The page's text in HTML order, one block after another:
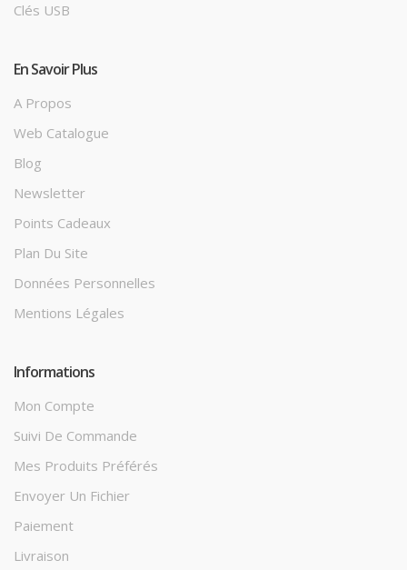
Clés USB
En Savoir Plus
A Propos
Web Catalogue
Blog
Newsletter
Points Cadeaux
Plan Du Site
Données Personnelles
Mentions Légales
Informations
Mon Compte
Suivi De Commande
Mes Produits Préférés
Envoyer Un Fichier
Paiement
Livraison